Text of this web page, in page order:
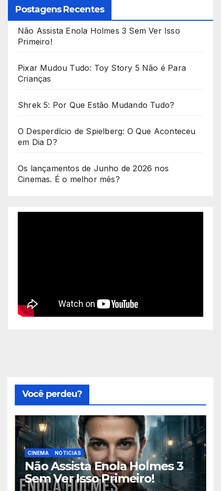
Postagens Recentes
Não Assista Enola Holmes 3 Sem Ver Isso
Primeiro!
Pixar Mudou Tudo: Toy Story 5 Não é Para
Crianças
Shrek 5: Por Que Estão Mudando Tudo?
O Desperdício de Spielberg: O Que Aconteceu
em Dia D?
Os lançamentos de Junho de 2026 nos
Cinemas. É o melhor mês?
Você perdeu?
CINEMA NOTICIAS
Não Assista Enola Holmes 3
Sem Ver Isso Primeiro!